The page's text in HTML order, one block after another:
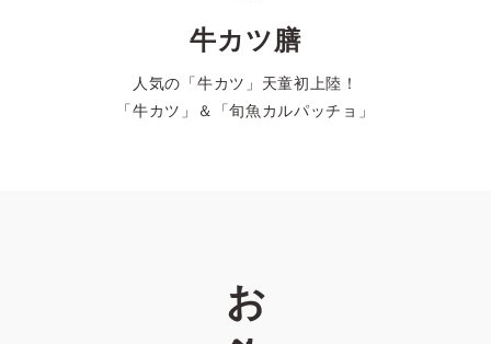
牛カツ膳
人気の「牛カツ」天童初上陸！
「牛カツ」＆「旬魚カルパッチョ」
お飲物